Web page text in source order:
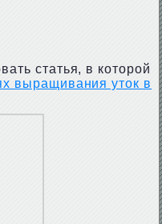
статья, в которой
выращивания уток в